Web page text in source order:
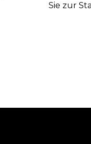
Sie zur